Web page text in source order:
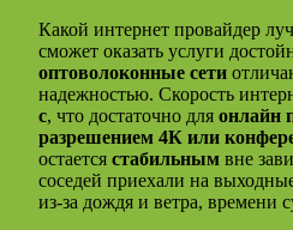
Какой интернет провайдер
сможет оказать услуги
оптоволоконные сети
надежностью. Скорость
с, что достаточно для онлайн
разрешением 4К или
остается стабильным вне
соседей приехали на
из-за дождя и ветра, времени